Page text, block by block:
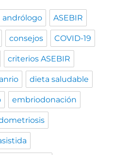
andrólogo ASEBIR
consejos COVID-19
criterios ASEBIR
dieta saludable
embriodonación